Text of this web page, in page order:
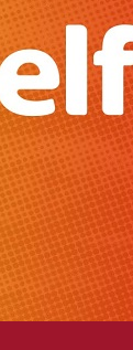
Bonoloto
Primitiva
El Gordo
Euromillones
Loteria
Once
PUBLICIDAD